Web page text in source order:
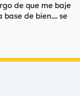
de que me baje
de bien.... se